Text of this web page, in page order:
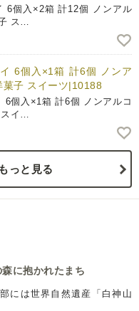
6個入×2箱 計12個 ノンアル
ス…
6個入×1箱 計6個 ノンア
菓子 スイーツ|10188
6個入×1箱 計6個 ノンアルコ
スイ…
っと見る
に抱かれたまち
には世界自然遺産「白神山